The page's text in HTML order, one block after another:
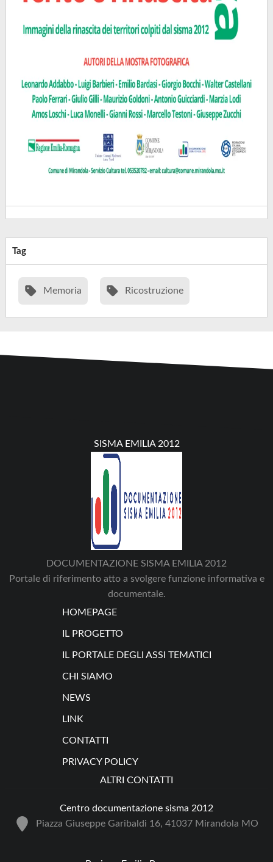
Tag
Memoria Ricostruzione
SISMA EMILIA 2012
DOCUMENTAZIONE SISMA EMILIA 2012
Portale di riferimento atto a svolgere funzione informativa e
documentale.
HOMEPAGE
IL PROGETTO
IL PORTALE DEGLI ASSI TEMATICI
CHI SIAMO
NEWS
LINK
CONTATTI
PRIVACY POLICY
ALTRI CONTATTI
Centro documentazione sisma 2012
Piazza Giuseppe Garibaldi 16, 41037 Mirandola MO